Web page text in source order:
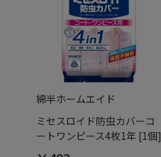
綿半ホームエイド
ミセスロイド防虫カバーコ
ートワンピース4枚1年 [1個]